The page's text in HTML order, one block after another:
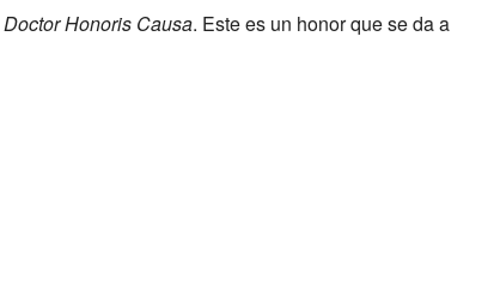
Doctor Honoris Causa. Este es un honor que se da a